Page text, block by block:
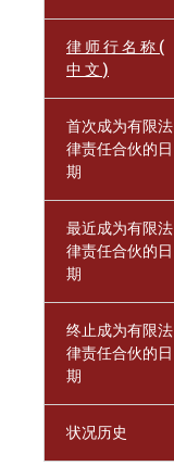
律 师 行 名 称 (
中 文 )
首次成为有限法
律责任合伙的日
期
最近成为有限法
律责任合伙的日
期
终止成为有限法
律责任合伙的日
期
状况历史